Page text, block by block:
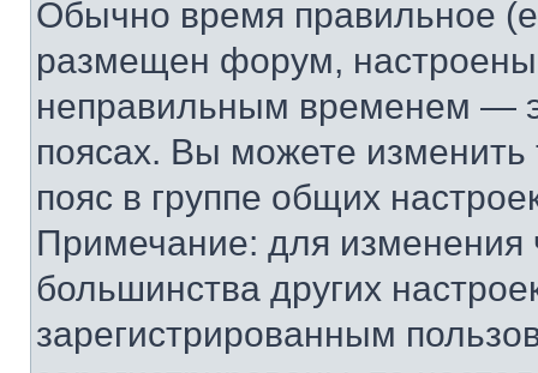
Обычно время правильное
размещен форум, настроены
неправильным временем —
поясах. Вы можете изменить
пояс в группе общих
Примечание: для изменения
большинства других
зарегистрированным